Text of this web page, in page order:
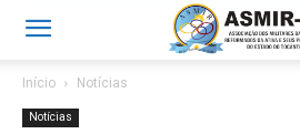
Início Notícias
Notícias